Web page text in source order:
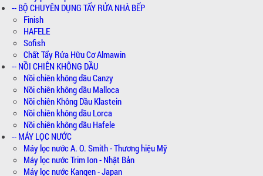
-- BỘ CHUYÊN DỤNG TẨY RỬA NHÀ BẾP
Finish
HAFELE
Sofish
Chất Tẩy Rửa Hữu Cơ Almawin
-- NỒI CHIÊN KHÔNG DẦU
Nồi chiên không dầu Canzy
Nồi chiên không dầu Malloca
Nồi chiên Không Dầu Klastein
Nồi chiên không dầu Lorca
Nồi chiên không dầu Hafele
-- MÁY LỌC NƯỚC
Máy lọc nước A. O. Smith - Thương hiệu Mỹ
Máy lọc nước Trim Ion - Nhật Bản
Máy lọc nước Kangen - Japan